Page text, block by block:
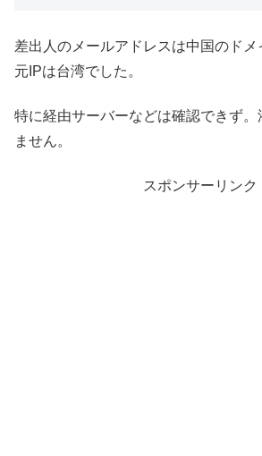
差出人のメールアドレスは中国のド
元IPは台湾でした。
特に経由サーバーなどは確認できず。
ません。
スポンサーリンク